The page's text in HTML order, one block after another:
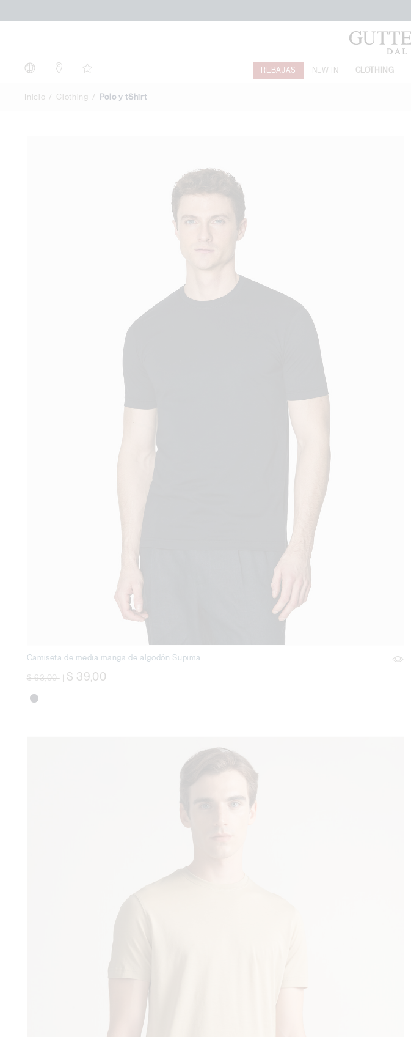
REBAJAS NEW IN CLOTHING
tShirt
Inicio Clothing Polo y tShirt
Camiseta de media manga de algodón Supima
precio rebajado desde
$ 63,00 a| $ 39,00